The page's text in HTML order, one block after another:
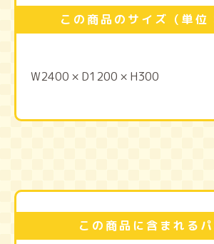
この商品のサイズ（単位
W2400 × D1200 × H300
この商品に含まれる